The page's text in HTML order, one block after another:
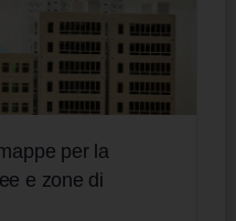
per la
e zone di